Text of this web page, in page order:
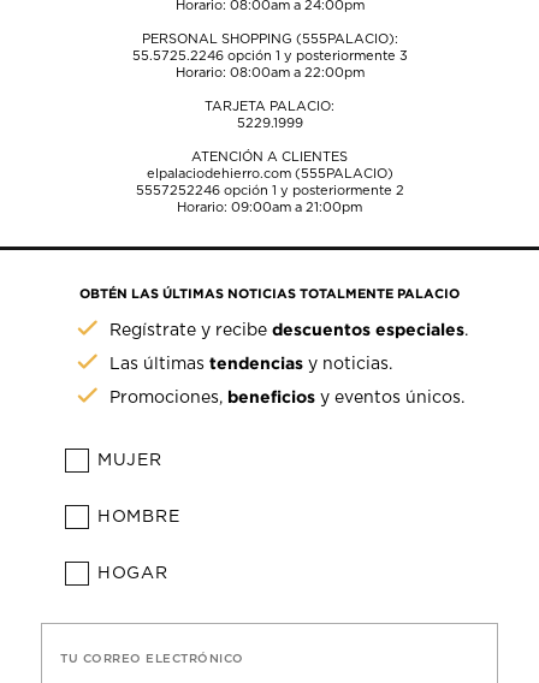
Horario: 08:00am a 24:00pm
PERSONAL SHOPPING (555PALACIO):
55.5725.2246opción 1 y posteriormente 3
Horario: 08:00am a 22:00pm
TARJETA PALACIO:
5229.1999
ATENCIÓN A CLIENTES
elpalaciodehierro.com (555PALACIO)
5557252246opción 1 y posteriormente 2
Horario: 09:00am a 21:00pm
OBTÉN LAS ÚLTIMAS NOTICIAS TOTALMENTE PALACIO
Regístrate y recibedescuentos especiales.
Las últimastendencias y noticias.
Promociones, beneficios y eventos únicos.
MUJER
HOMBRE
HOGAR
TU CORREO ELECTRÓNICO